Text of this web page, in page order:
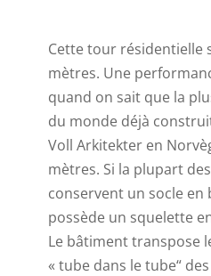
Cette tour résidentielle
mètres. Une
quand on sait que la
du monde déjà
Voll Arkitekter en
mètres. Si la plupart
conservent un socle en
possède un squelette
Le bâtiment transpose
« tube dans le tube“